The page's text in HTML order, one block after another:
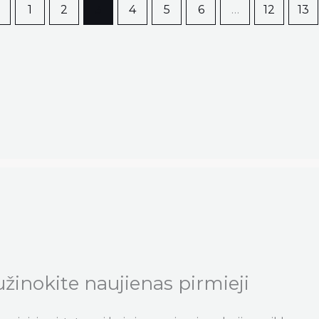
1 2 4 5 6 … 12 13
naujienas pirmieji